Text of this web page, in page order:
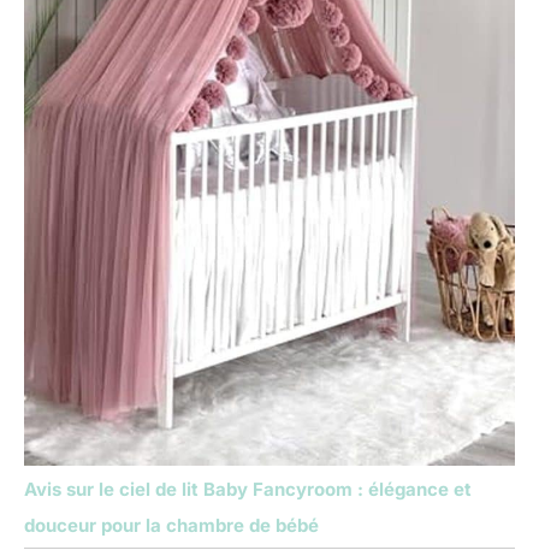
Avis sur le ciel de lit Baby Fancyroom : élégance et
douceur pour la chambre de bébé